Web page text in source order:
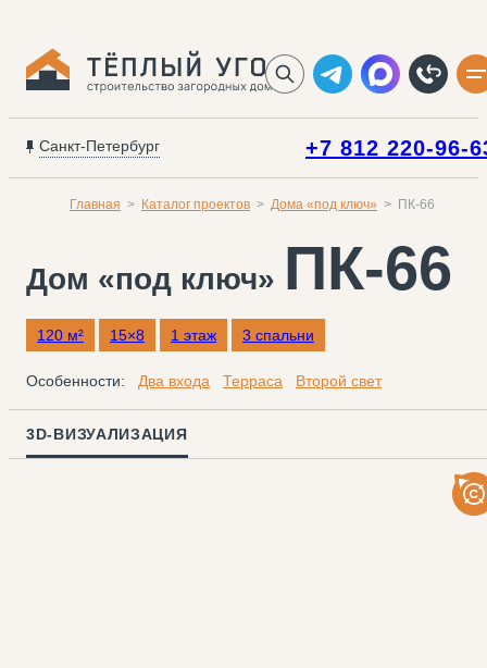
Санкт-Петербург +7 812 220-96-
Главная Каталог проектов Дома «под ключ» ПК-66
Дом «под ключ» ПК-66
120 м² 15×8 1 этаж 3 спальни
Особенности: Два входа Терраса Второй свет
3D-ВИЗУАЛИЗАЦИЯ